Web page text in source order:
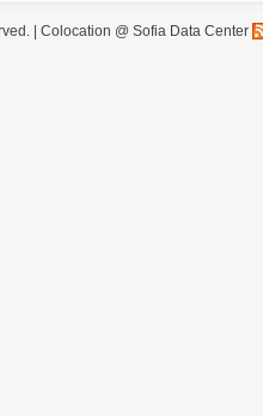
| Colocation @ Sofia Data Center